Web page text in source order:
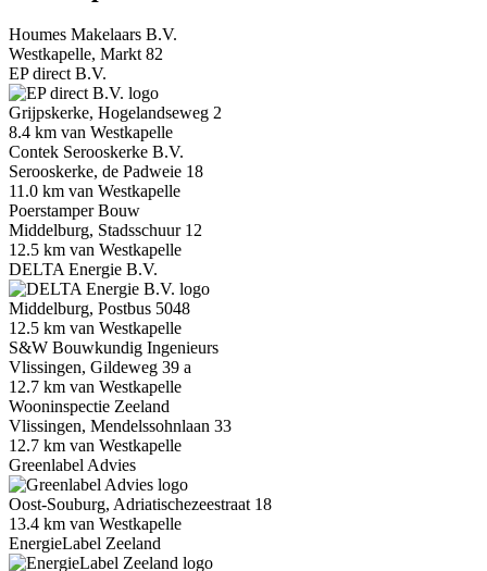
Houmes Makelaars B.V.
Westkapelle, Markt 82
EP direct B.V.
Grijpskerke, Hogelandseweg 2
8.4 km van Westkapelle
Contek Serooskerke B.V.
Serooskerke, de Padweie 18
11.0 km van Westkapelle
Poerstamper Bouw
Middelburg, Stadsschuur 12
12.5 km van Westkapelle
DELTA Energie B.V.
Middelburg, Postbus 5048
12.5 km van Westkapelle
S&W Bouwkundig Ingenieurs
Vlissingen, Gildeweg 39 a
12.7 km van Westkapelle
Wooninspectie Zeeland
Vlissingen, Mendelssohnlaan 33
12.7 km van Westkapelle
Greenlabel Advies
Oost-Souburg, Adriatischezeestraat 18
13.4 km van Westkapelle
EnergieLabel Zeeland